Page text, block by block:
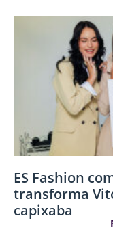
ES Fashion
transforma
capixaba